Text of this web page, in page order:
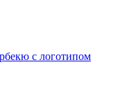
с логотипом